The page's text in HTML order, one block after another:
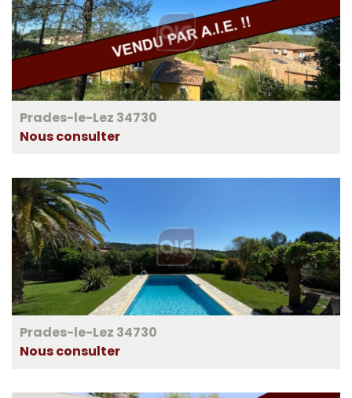
Prades-le-Lez 34730
Nous consulter
Prades-le-Lez 34730
Nous consulter